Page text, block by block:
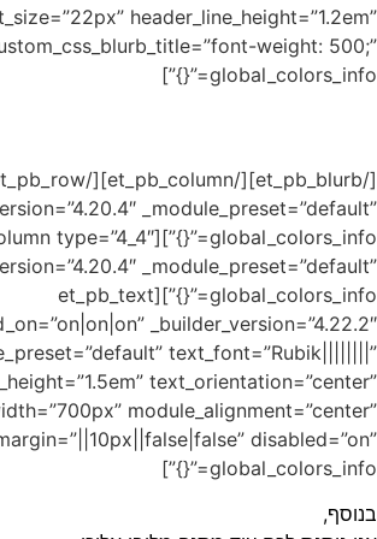
[/et_pb_blurb][/et_pb_column][/